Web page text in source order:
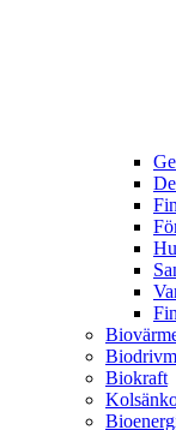
Biokraft